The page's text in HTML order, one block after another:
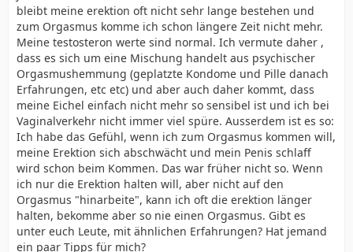
bleibt meine erektion oft nicht sehr lange bestehen und
zum Orgasmus komme ich schon längere Zeit nicht mehr.
Meine testosteron werte sind normal. Ich vermute daher ,
dass es sich um eine Mischung handelt aus psychischer
Orgasmushemmung (geplatzte Kondome und Pille danach
Erfahrungen, etc etc) und aber auch daher kommt, dass
meine Eichel einfach nicht mehr so sensibel ist und ich bei
Vaginalverkehr nicht immer viel spüre. Ausserdem ist es so:
Ich habe das Gefühl, wenn ich zum Orgasmus kommen will,
meine Erektion sich abschwächt und mein Penis schlaff
wird schon beim Kommen. Das war früher nicht so. Wenn
ich nur die Erektion halten will, aber nicht auf den
Orgasmus "hinarbeite", kann ich oft die erektion länger
halten, bekomme aber so nie einen Orgasmus. Gibt es
unter euch Leute, mit ähnlichen Erfahrungen? Hat jemand
ein paar Tipps für mich?